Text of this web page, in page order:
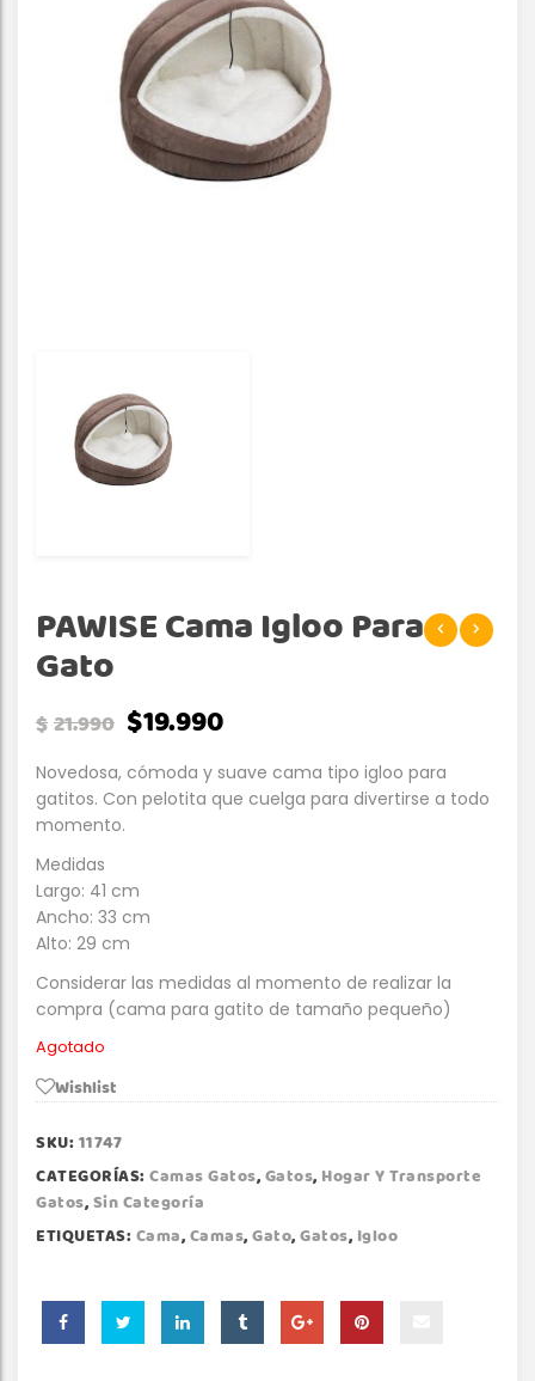
PAWISE Cama Igloo Para
Gato
$21.990 $19.990
Novedosa, cómoda y suave cama tipo igloo para
gatitos. Con pelotita que cuelga para divertirse a todo
momento.
Medidas
Largo: 41 cm
Ancho: 33 cm
Alto: 29 cm
Considerar las medidas al momento de realizar la
compra (cama para gatito de tamaño pequeño)
Agotado
Wishlist
SKU: 11747
CATEGORÍAS: Camas Gatos,Gatos, Hogar Y Transporte
Gatos,Sin Categoría
ETIQUETAS: Cama,Camas,Gato,Gatos, Igloo